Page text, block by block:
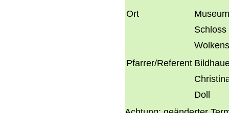
Ort
Schloss
Pfarrer/Referent
Doll